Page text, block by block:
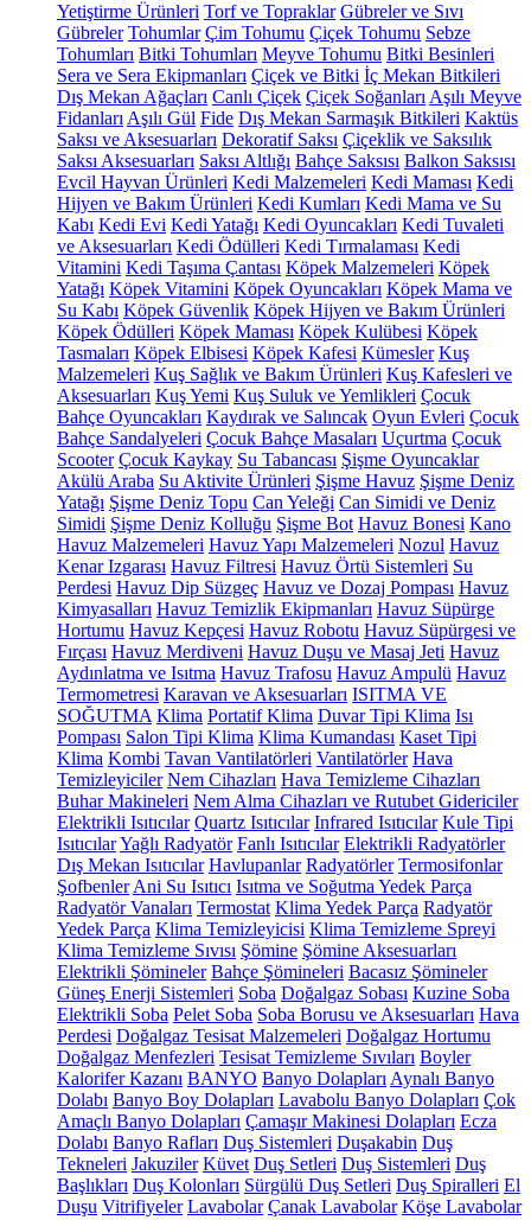
Yetiştirme Ürünleri Torf ve Topraklar Gübreler ve Sıvı
Gübreler Tohumlar Çim Tohumu Çiçek Tohumu Sebze
Tohumları Bitki Tohumları Meyve Tohumu Bitki Besinleri
Sera ve Sera Ekipmanları Çiçek ve Bitki İç Mekan Bitkileri
Dış Mekan Ağaçları Canlı Çiçek Çiçek Soğanları Aşılı Meyve
Fidanları Aşılı Gül Fide Dış Mekan Sarmaşık Bitkileri Kaktüs
Saksı ve Aksesuarları Dekoratif Saksı Çiçeklik ve Saksılık
Saksı Aksesuarları Saksı Altlığı Bahçe Saksısı Balkon Saksısı
Evcil Hayvan Ürünleri Kedi Malzemeleri Kedi Maması Kedi
Hijyen ve Bakım Ürünleri Kedi Kumları Kedi Mama ve Su
Kabı Kedi Evi Kedi Yatağı Kedi Oyuncakları Kedi Tuvaleti
ve Aksesuarları Kedi Ödülleri Kedi Tırmalaması Kedi
Vitamini Kedi Taşıma Çantası Köpek Malzemeleri Köpek
Yatağı Köpek Vitamini Köpek Oyuncakları Köpek Mama ve
Su Kabı Köpek Güvenlik Köpek Hijyen ve Bakım Ürünleri
Köpek Ödülleri Köpek Maması Köpek Kulübesi Köpek
Tasmaları Köpek Elbisesi Köpek Kafesi Kümesler Kuş
Malzemeleri Kuş Sağlık ve Bakım Ürünleri Kuş Kafesleri ve
Aksesuarları Kuş Yemi Kuş Suluk ve Yemlikleri Çocuk
Bahçe Oyuncakları Kaydırak ve Salıncak Oyun Evleri Çocuk
Bahçe Sandalyeleri Çocuk Bahçe Masaları Uçurtma Çocuk
Scooter Çocuk Kaykay Su Tabancası Şişme Oyuncaklar
Akülü Araba Su Aktivite Ürünleri Şişme Havuz Şişme Deniz
Yatağı Şişme Deniz Topu Can Yeleği Can Simidi ve Deniz
Simidi Şişme Deniz Kolluğu Şişme Bot Havuz Bonesi Kano
Havuz Malzemeleri Havuz Yapı Malzemeleri Nozul Havuz
Kenar Izgarası Havuz Filtresi Havuz Örtü Sistemleri Su
Perdesi Havuz Dip Süzgeç Havuz ve Dozaj Pompası Havuz
Kimyasalları Havuz Temizlik Ekipmanları Havuz Süpürge
Hortumu Havuz Kepçesi Havuz Robotu Havuz Süpürgesi ve
Fırçası Havuz Merdiveni Havuz Duşu ve Masaj Jeti Havuz
Aydınlatma ve Isıtma Havuz Trafosu Havuz Ampulü Havuz
Termometresi Karavan ve Aksesuarları ISITMA VE
SOĞUTMA Klima Portatif Klima Duvar Tipi Klima Isı
Pompası Salon Tipi Klima Klima Kumandası Kaset Tipi
Klima Kombi Tavan Vantilatörleri Vantilatörler Hava
Temizleyiciler Nem Cihazları Hava Temizleme Cihazları
Buhar Makineleri Nem Alma Cihazları ve Rutubet Gidericiler
Elektrikli Isıtıcılar Quartz Isıtıcılar Infrared Isıtıcılar Kule Tipi
IsıtıcılarYağlı Radyatör Fanlı Isıtıcılar Elektrikli Radyatörler
Dış Mekan Isıtıcılar Havlupanlar Radyatörler Termosifonlar
Şofbenler Ani Su Isıtıcı Isıtma ve Soğutma Yedek Parça
Radyatör Vanaları Termostat Klima Yedek Parça Radyatör
Yedek Parça Klima Temizleyicisi Klima Temizleme Spreyi
Klima Temizleme Sıvısı Şömine Şömine Aksesuarları
Elektrikli Şömineler Bahçe Şömineleri Bacasız Şömineler
Güneş Enerji Sistemleri Soba Doğalgaz Sobası Kuzine Soba
Elektrikli Soba Pelet Soba Soba Borusu ve Aksesuarları Hava
Perdesi Doğalgaz Tesisat Malzemeleri Doğalgaz Hortumu
Doğalgaz Menfezleri Tesisat Temizleme Sıvıları Boyler
Kalorifer Kazanı BANYO Banyo Dolapları Aynalı Banyo
Dolabı Banyo Boy Dolapları Lavabolu Banyo Dolapları Çok
Amaçlı Banyo Dolapları Çamaşır Makinesi Dolapları Ecza
Dolabı Banyo Rafları Duş Sistemleri Duşakabin Duş
Tekneleri Jakuziler Küvet Duş Setleri Duş Sistemleri Duş
Başlıkları Duş Kolonları Sürgülü Duş Setleri Duş Spiralleri El
Duşu Vitrifiyeler Lavabolar Çanak Lavabolar Köşe Lavabolar